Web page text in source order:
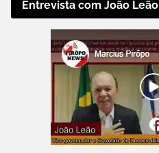
Entrevista com João Leão